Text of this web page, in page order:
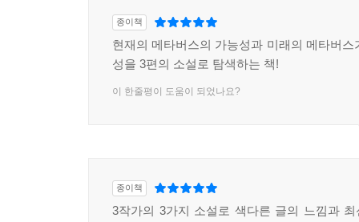
종이책
현재의 메타버스의 가능성과 미래의 메타버스
성을 3편의 소설로 탐색하는 책!
이 한줄평이 도움이 되었나요?
종이책
3작가의 3가지 소설로 색다른 글의 느낌과